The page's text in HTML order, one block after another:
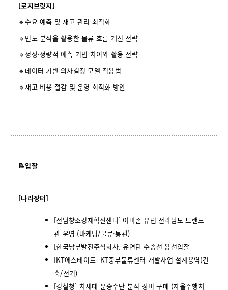
[로지브릿지]
🔹수요 예측 및 재고 관리 최적화
🔹빈도 분석을 활용한 물류 흐름 개선 전략
🔹정성·정량적 예측 기법 차이와 활용 전략
🔹데이터 기반 의사결정 모델 적용법
🔹재고 비용 절감 및 운영 최적화 방안
📝입찰
[나라장터]
[전남창조경제혁신센터] 아마존 유럽 전라남도 브랜드
관 운영 (마케팅/물류·통관)
[한국남부발전주식회사] 유연탄 수송선 용선입찰
[KT에스테이트] KT중부물류센터 개발사업 설계용역(건
축/전기)
[경찰청] 차세대 운송수단 분석 장비 구매 (자율주행차